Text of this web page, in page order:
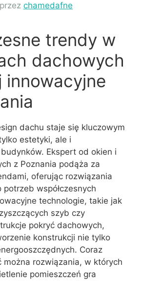
przez chamedafne
trendy w
dachowych
innowacyjne
dachu staje się kluczowym
estetyki, ale i
Ekspert od okien i
z Poznania podąża za
oferując rozwiązania
współczesnych
technologie, takie jak
szyb czy
pokryć dachowych,
konstrukcji nie tylko
Coraz
można rozwiązania, w których
pomieszczeń gra